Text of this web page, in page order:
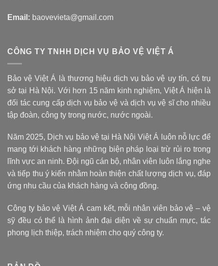
Email: baovevieta@gmail.com
CÔNG TY TNHH DỊCH VỤ BẢO VỆ VIỆT Á
Bảo vệ Việt Á là thương hiệu dịch vụ bảo vệ uy tín, có trụ
sở tại Hà Nội. Với hơn 15 năm kinh nghiệm, Việt Á hiện là
đối tác cung cấp dịch vụ bảo vệ và dịch vụ vệ sĩ cho nhiều
tập đoàn, công ty trong nước, nước ngoài.
Năm 2025, Dịch vụ bảo vệ tại Hà Nội Việt Á luôn nỗ lực để
mang tới khách hàng những biện pháp loại trừ rủi ro trong
lĩnh vực an ninh. Đội ngũ cán bộ, nhân viên luôn lắng nghe
và tiếp thu ý kiến nhằm hoàn thiện chất lượng dịch vụ, đáp
ứng nhu cầu của khách hàng và cộng đồng.
Công ty bảo vệ Việt Á cam kết, mỗi nhân viên bảo vệ – vệ
sỹ đều có thể là hình ảnh đại diện về sự chuẩn mực, tác
phong lịch thiệp, trách nhiệm cho quý công ty.